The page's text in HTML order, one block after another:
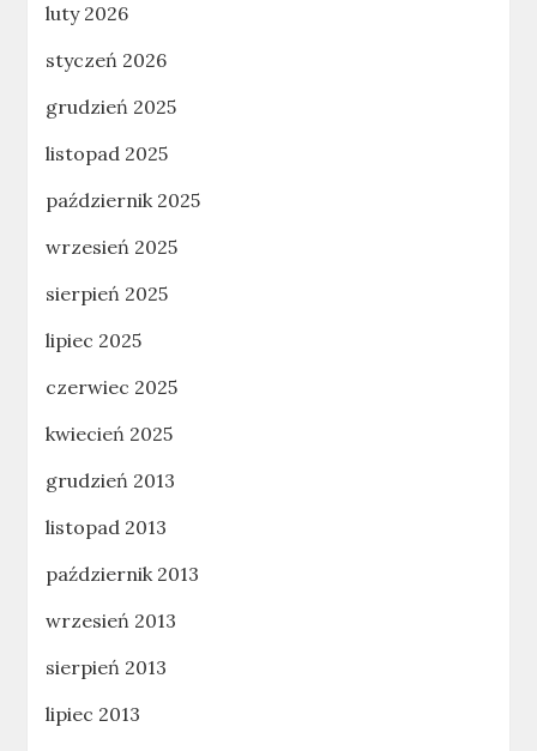
luty 2026
styczeń 2026
grudzień 2025
listopad 2025
październik 2025
wrzesień 2025
sierpień 2025
lipiec 2025
czerwiec 2025
kwiecień 2025
grudzień 2013
listopad 2013
październik 2013
wrzesień 2013
sierpień 2013
lipiec 2013